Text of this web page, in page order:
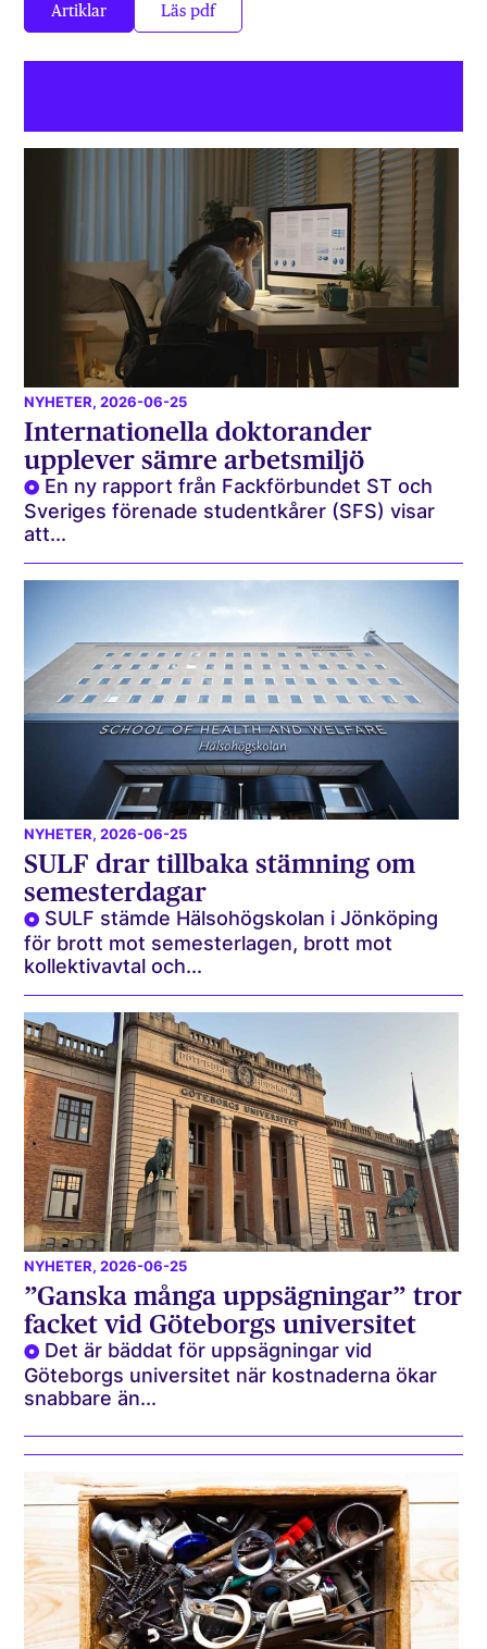
Artiklar Läs pdf
NYHETER, 2026-06-25
Internationella doktorander
upplever sämre arbetsmiljö
En ny rapport från Fackförbundet ST och
Sveriges förenade studentkårer (SFS) visar
att...
NYHETER, 2026-06-25
SULF drar tillbaka stämning om
semesterdagar
SULF stämde Hälsohögskolan i Jönköping
för brott mot semesterlagen, brott mot
kollektivavtal och...
NYHETER, 2026-06-25
”Ganska många uppsägningar” tror
facket vid Göteborgs universitet
Det är bäddat för uppsägningar vid
Göteborgs universitet när kostnaderna ökar
snabbare än...